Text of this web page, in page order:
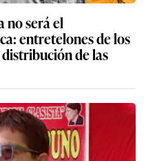
no será el
entretelones de los
de las